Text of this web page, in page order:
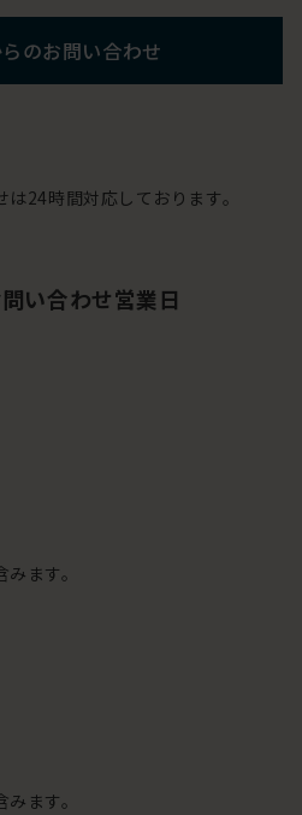
のお問い合わせ
24時間対応しております。
い合わせ営業日
ます。
ます。